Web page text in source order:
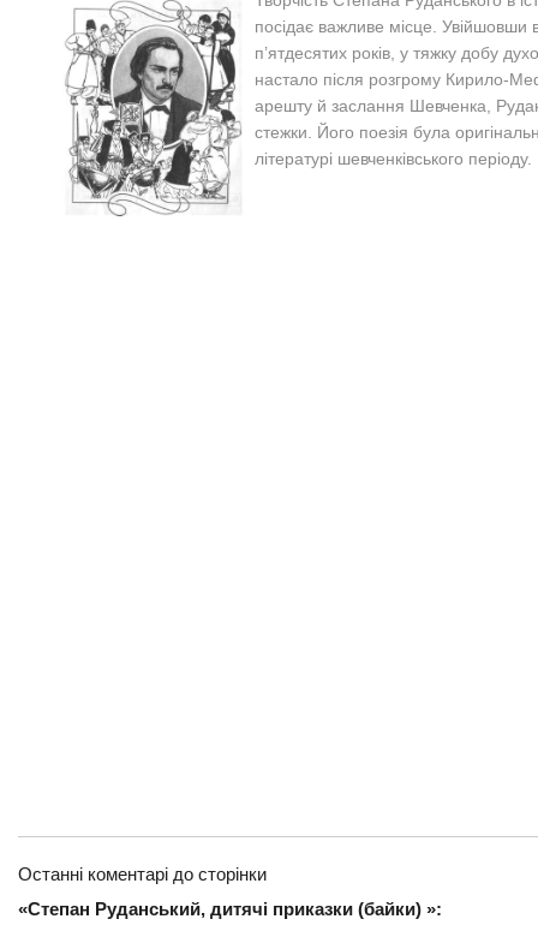
посідає важливе місце. Увійшовши
п’ятдесятих років, у тяжку добу
настало після розгрому Кирило-
арешту й заслання Шевченка,
стежки. Його поезія була
літературі шевченківського періоду.
Останні коментарі до сторінки
«Степан Руданський, дитячі приказки (байки) »: